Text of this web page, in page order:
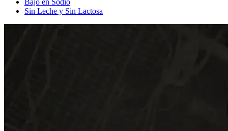
Sin Leche y Sin Lactosa